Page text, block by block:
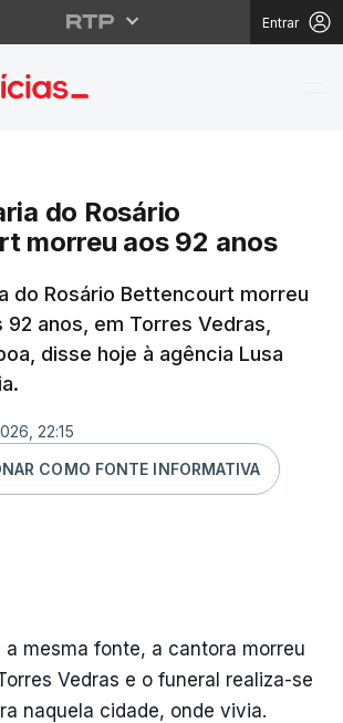
Entrar
Maria do
do Rosário
morreu aos 92 anos
do Rosário Bettencourt morreu
92 anos, em Torres Vedras,
disse hoje à agência Lusa
22:15
COMO FONTE INFORMATIVA
a mesma fonte, a cantora morreu
Vedras e o funeral realiza-se
naquela cidade, onde vivia.